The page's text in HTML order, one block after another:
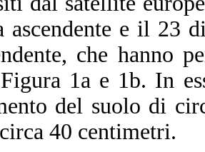
ascendente e il 23
che hanno
1a e 1b. In
del suolo di
40 centimetri.